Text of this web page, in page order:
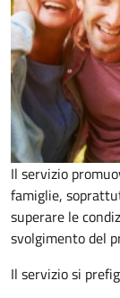
Il servizio
famiglie,
superare le
svolgimento del
Il servizio si